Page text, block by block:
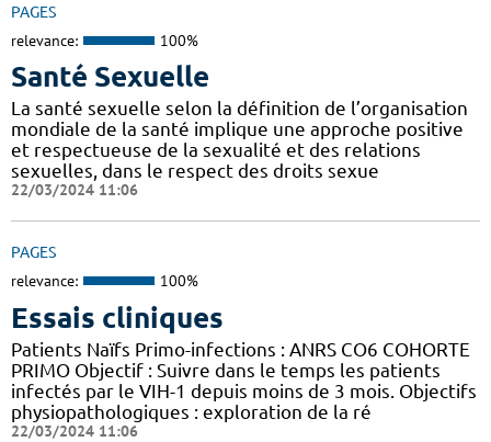
PAGES
relevance: 100%
Santé Sexuelle
La santé sexuelle selon la définition de l’organisation
mondiale de la santé implique une approche positive
et respectueuse de la sexualité et des relations
sexuelles, dans le respect des droits sexue
22/03/2024 11:06
PAGES
relevance: 100%
Essais cliniques
Patients Naïfs Primo-infections : ANRS CO6 COHORTE
PRIMO Objectif : Suivre dans le temps les patients
infectés par le VIH-1 depuis moins de 3 mois. Objectifs
physiopathologiques : exploration de la ré
22/03/2024 11:06